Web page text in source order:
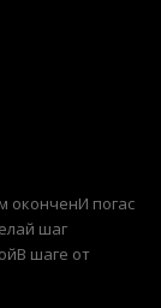
оконченИ погас
шаг
шаге от